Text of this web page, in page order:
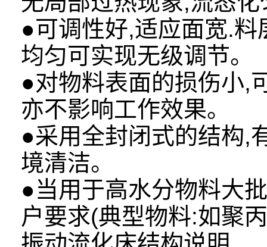
●可调性好,适应面宽.
均匀可实现无级调节。
●对物料表面的损伤小,
亦不影响工作效果。
●采用全封闭式的结构,
境清洁。
●当用于高水分物料大
户要求(典型物料:如聚